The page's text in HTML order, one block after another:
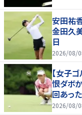
安田祐
金田久
日
2026/08/
【女子
恨ダボ
回あった
2026/08/